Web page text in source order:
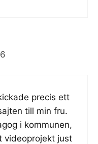
precis ett
till min fru.
i kommunen,
videoprojekt just